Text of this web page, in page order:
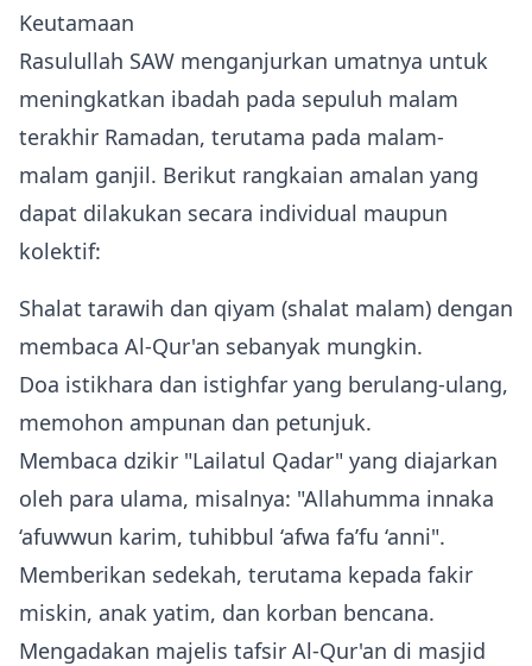
Keutamaan
Rasulullah SAW menganjurkan umatnya untuk
meningkatkan ibadah pada sepuluh malam
terakhir Ramadan, terutama pada malam-
malam ganjil. Berikut rangkaian amalan yang
dapat dilakukan secara individual maupun
kolektif:
Shalat tarawih dan qiyam (shalat malam) dengan
membaca Al‑Qur'an sebanyak mungkin.
Doa istikhara dan istighfar yang berulang‑ulang,
memohon ampunan dan petunjuk.
Membaca dzikir "Lailatul Qadar" yang diajarkan
oleh para ulama, misalnya: "Allahumma innaka
‘afuwwun karim, tuhibbul ‘afwa fa’fu ‘anni".
Memberikan sedekah, terutama kepada fakir
miskin, anak yatim, dan korban bencana.
Mengadakan majelis tafsir Al‑Qur'an di masjid